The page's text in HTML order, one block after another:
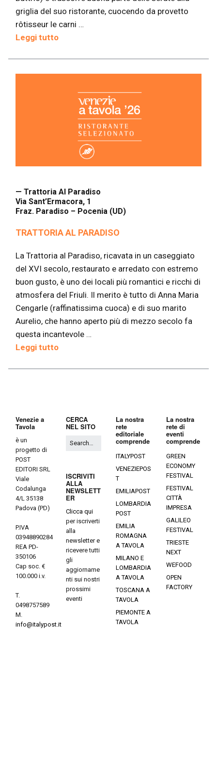
griglia del suo ristorante, cuocendo da provetto
rôtisseur le carni …
Leggi tutto
— Trattoria Al Paradiso
Via Sant’Ermacora, 1
Fraz. Paradiso – Pocenia (UD)
TRATTORIA AL PARADISO
La Trattoria al Paradiso, ricavata in un caseggiato
del XVI secolo, restaurato e arredato con estremo
buon gusto, è uno dei locali più romantici e ricchi di
atmosfera del Friuli. Il merito è tutto di Anna Maria
Cengarle (raffinatissima cuoca) e di suo marito
Aurelio, che hanno aperto più di mezzo secolo fa
questa incantevole …
Leggi tutto
Venezie a
Tavola
è un
progetto di
POST
EDITORI SRL
Viale
Codalunga
4/L 35138
Padova (PD)
P.IVA
03948890284
REA PD-
350106
Cap soc. €
100.000 i.v.
T.
0498757589
M.
info@italypost.it
CERCA
NEL SITO
ISCRIVITI
ALLA
NEWSLETT
ER
Clicca qui
per iscriverti
alla
newsletter e
ricevere tutti
gli
aggiorname
nti sui nostri
prossimi
eventi
La nostra
rete
editoriale
comprende
ITALYPOST
VENEZIEPOS
T
EMILIAPOST
LOMBARDIA
POST
EMILIA
ROMAGNA
A TAVOLA
MILANO E
LOMBARDIA
A TAVOLA
TOSCANA A
TAVOLA
PIEMONTE A
TAVOLA
La nostra
rete di
eventi
comprende
GREEN
ECONOMY
FESTIVAL
FESTIVAL
CITTÀ
IMPRESA
GALILEO
FESTIVAL
TRIESTE
NEXT
WEFOOD
OPEN
FACTORY